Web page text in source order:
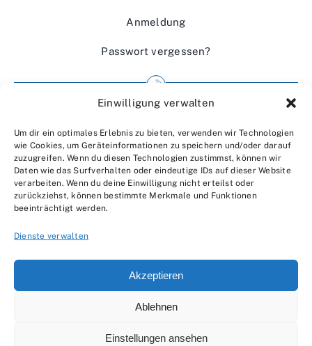
Einwilligung verwalten
Um dir ein optimales Erlebnis zu bieten, verwenden wir Technologien
wie Cookies, um Geräteinformationen zu speichern und/oder darauf
zuzugreifen. Wenn du diesen Technologien zustimmst, können wir
Daten wie das Surfverhalten oder eindeutige IDs auf dieser Website
verarbeiten. Wenn du deine Einwilligung nicht erteilst oder
zurückziehst, können bestimmte Merkmale und Funktionen
beeinträchtigt werden.
Dienste verwalten
Akzeptieren
Ablehnen
Einstellungen ansehen
Anmeldung
Passwort vergessen?
Wir über uns
Kontakt
Datenschutzerklärung
© 2007 - 2026 •by Moveco